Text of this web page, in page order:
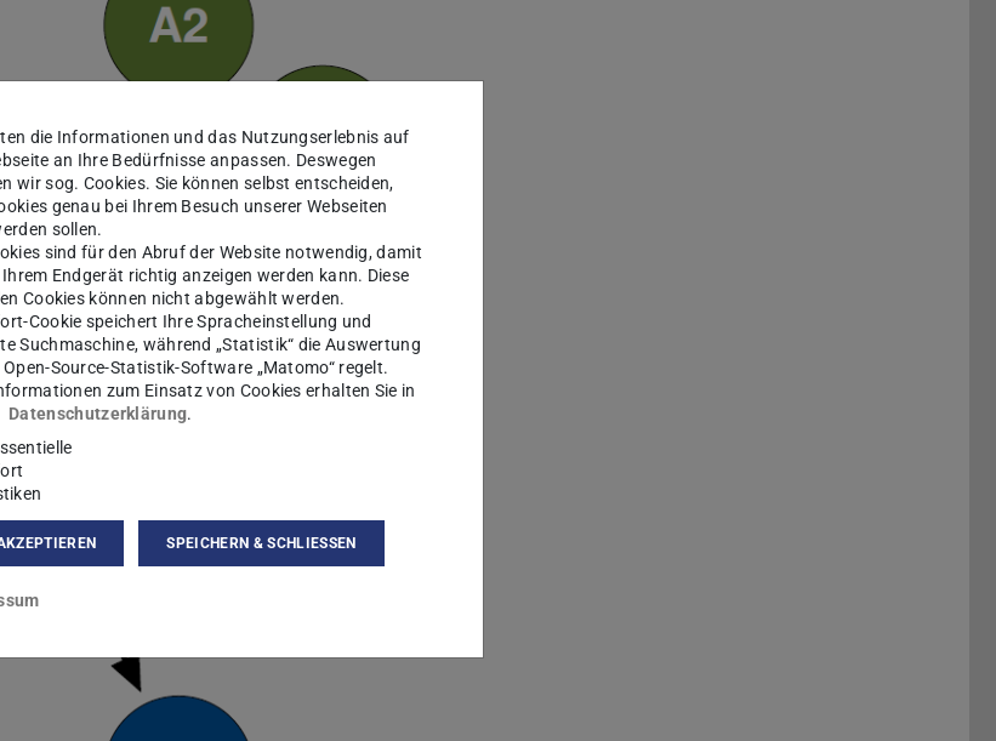
die Informationen und das Nutzungserlebnis auf
an Ihre Bedürfnisse anpassen. Deswegen
wir sog. Cookies. Sie können selbst entscheiden,
genau bei Ihrem Besuch unserer Webseiten
sollen.
sind für den Abruf der Website notwendig, damit
Endgerät richtig anzeigen werden kann. Diese
Cookies können nicht abgewählt werden.
Cookie speichert Ihre Spracheinstellung und
Suchmaschine, während „Statistik“ die Auswertung
Source-Statistik-Software „Matomo“ regelt.
zum Einsatz von Cookies erhalten Sie in
Datenschutzerklärung.
SPEICHERN & SCHLIESSEN